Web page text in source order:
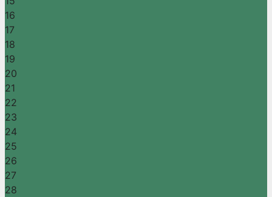
16
17
18
19
20
21
22
23
24
25
26
27
28